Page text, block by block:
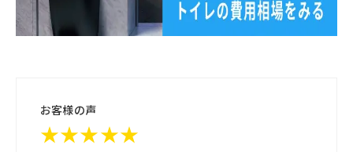
お客様の声
★★★★★